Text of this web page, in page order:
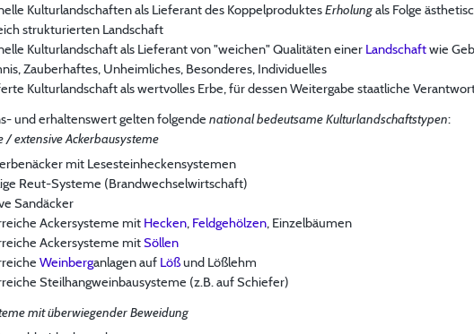
Kulturlandschaften als Lieferant des KoppelproduktesErholungals Folge
strukturierten Landschaft
Kulturlandschaft als Lieferant von "weichen" Qualitäten einer Landschaftwie
Zauberhaftes, Unheimliches, Besonderes, Individuelles
Kulturlandschaft als wertvolles Erbe, für dessen Weitergabe staatliche
und erhaltenswert gelten folgende national bedeutsame Kulturlandschaftstypen:
/ extensive Ackerbausysteme
mit Lesesteinheckensystemen
Reut-Systeme (Brandwechselwirtschaft)
Sandäcker
Ackersysteme mit Hecken, Feldgehölzen, Einzelbäumen
Ackersysteme mitSöllen
Weinberganlagen auf Lößund Lößlehm
Steilhangweinbausysteme (z.B. auf Schiefer)
mit überwiegender Beweidung